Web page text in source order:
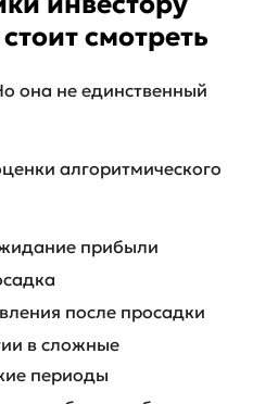
смотреть
она не единственный
алгоритмического
прибыли
после просадки
в сложные
периоды